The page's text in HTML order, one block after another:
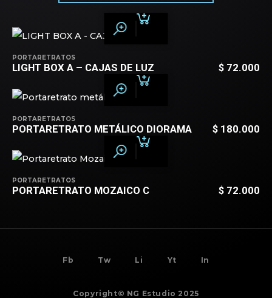
PORTARETRATOS
LIGHT BOX A – CAJAS DE LUZ $ 72.000
PORTARETRATOS
PORTARETRATO METÁLICO DIORAMA $ 180.000
PORTARETRATOS
PORTARETRATO MOZAICO C $ 72.000
Fb Tw Li Yt In
Copyright© NG Estudio 2025